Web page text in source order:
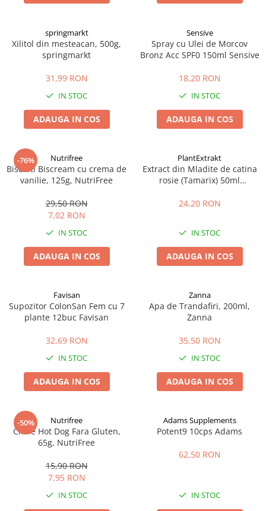
springmarkt
Xilitol din mesteacan, 500g,
springmarkt
31,99 RON
IN STOC
ADAUGA IN COS
Sensive
Spray cu Ulei de Morcov
Bronz Acc SPF0 150ml Sensive
18,20 RON
IN STOC
ADAUGA IN COS
-76% Nutrifree
Biscuiti Biscream cu crema de
vanilie, 125g, NutriFree
29,50 RON
7,02 RON
IN STOC
ADAUGA IN COS
PlantExtrakt
Extract din Mladite de catina
rosie (Tamarix) 50ml
24,20 RON
IN STOC
ADAUGA IN COS
Favisan
Supozitor ColonSan Fem cu 7
plante 12buc Favisan
32,69 RON
IN STOC
ADAUGA IN COS
Zanna
Apa de Trandafiri, 200ml,
Zanna
35,50 RON
IN STOC
ADAUGA IN COS
-50% Nutrifree
Chifle Hot Dog Fara Gluten,
65g, NutriFree
15,90 RON
7,95 RON
IN STOC
Adams Supplements
Potent9 10cps Adams
62,50 RON
IN STOC